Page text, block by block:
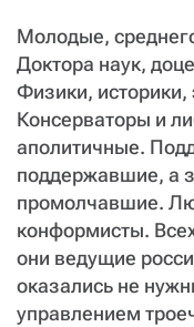
Молодые,
Доктора наук,
Физики,
Консерваторы и
аполитичные.
поддержавшие, а
промолчавшие.
конформисты.
они ведущие
оказались не
управлением